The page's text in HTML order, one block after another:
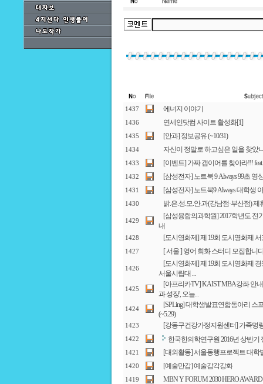
1437 에너지 이야기
1436 연세인닷컴 사이트 활성화[1]
1435 [안과] 정보공유 (~10/31)
1434 자신이 정말로 하고싶은 일을 찾았
1433 [이벤트] 가짜 갭이어를 찾아라!!!
1432 [삼성전자] 노트북 9 Always 99초 영
1431 [삼성전자] 노트북9 Always 대학생
1430 밝.은.성.모.안.과(강남점·부산점)
1429
[삼성융합의과학원] 2017학년도 전
내
1428 [도시영화제] 제 19회 도시영화제
1427 [ 서울 ] 영어 회화 스터디 모집합니
1426
[도시영화제] 제 19회 도시영화제
서울시립대 ...
1425
[아프리카TV] KAIST MBA강좌 안
과 성장', 오늘...
1424
[SPLing] 대학생발표연합동아리 스
(~5.29)
1423 [강동구건강가정지원센터] 가족명
1422 한국한의학연구원 2016년 상반기
1421 [대외활동] 서울동행프로젝트 대학
1420 [예술만감] 예술감각강화
1419 MBN Y FORUM 2030 HERO